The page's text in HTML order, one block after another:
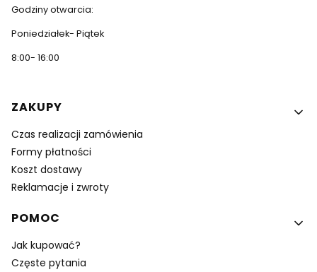
Godziny otwarcia:
Poniedziałek- Piątek
8:00- 16:00
Linki w stopce
ZAKUPY
Czas realizacji zamówienia
Formy płatności
Koszt dostawy
Reklamacje i zwroty
POMOC
Jak kupować?
Częste pytania